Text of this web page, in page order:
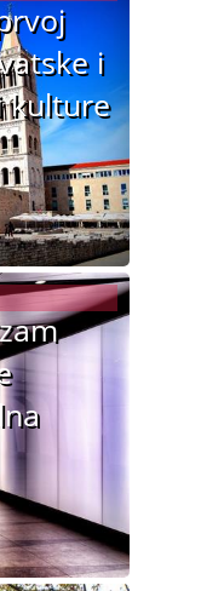
i
kulture